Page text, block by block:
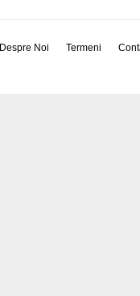
Despre Noi Termeni